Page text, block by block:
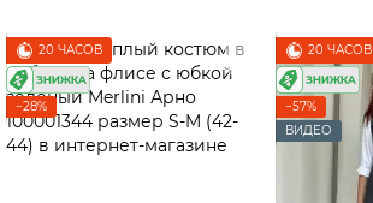
20 ЧАСОВ
−28%
20 ЧАСОВ
−57%
ВИДЕО